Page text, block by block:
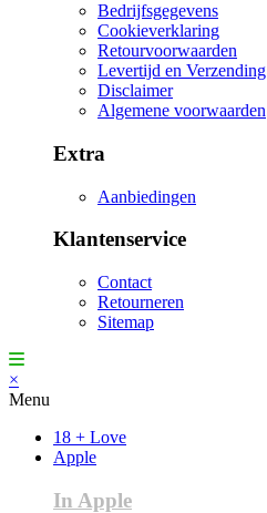
Bedrijfsgegevens
Cookieverklaring
Retourvoorwaarden
Levertijd en Verzending
Disclaimer
Algemene voorwaarden
Extra
Aanbiedingen
Klantenservice
Contact
Retourneren
Sitemap
×
Menu
18 + Love
Apple
In Apple